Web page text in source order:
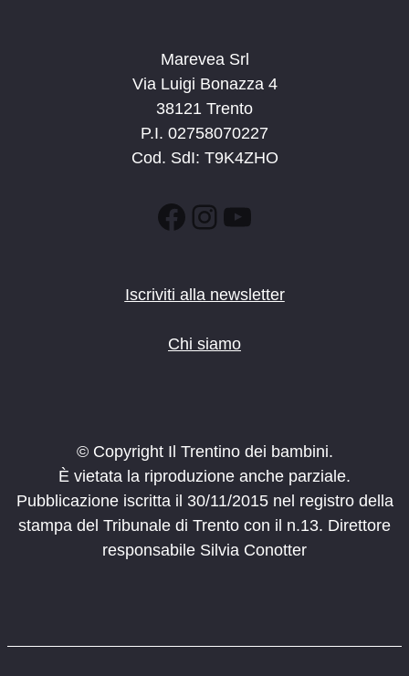
Marevea Srl
Via Luigi Bonazza 4
38121 Trento
P.I. 02758070227
Cod. SdI: T9K4ZHO
Facebook
Instagram
YouTube
Iscriviti alla newsletter
Chi siamo
© Copyright Il Trentino dei bambini.
È vietata la riproduzione anche parziale.
Pubblicazione iscritta il 30/11/2015 nel registro della
stampa del Tribunale di Trento con il n.13. Direttore
responsabile Silvia Conotter